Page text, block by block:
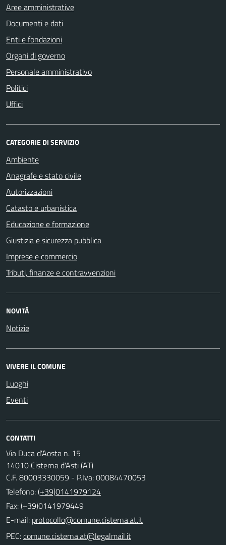
Aree amministrative
Documenti e dati
Enti e fondazioni
Organi di governo
Personale amministrativo
Politici
Uffici
CATEGORIE DI SERVIZIO
Ambiente
Anagrafe e stato civile
Autorizzazioni
Catasto e urbanistica
Educazione e formazione
Giustizia e sicurezza pubblica
Imprese e commercio
Tributi, finanze e contravvenzioni
NOVITÀ
Notizie
VIVERE IL COMUNE
Luoghi
Eventi
CONTATTI
Via Duca d'Aosta n. 15
14010 Cisterna d'Asti (AT)
C.F. 80003330059 - P.Iva: 00084470053
Telefono:(+39)0141979124
Fax: (+39)0141979449
E-mail:
PEC: